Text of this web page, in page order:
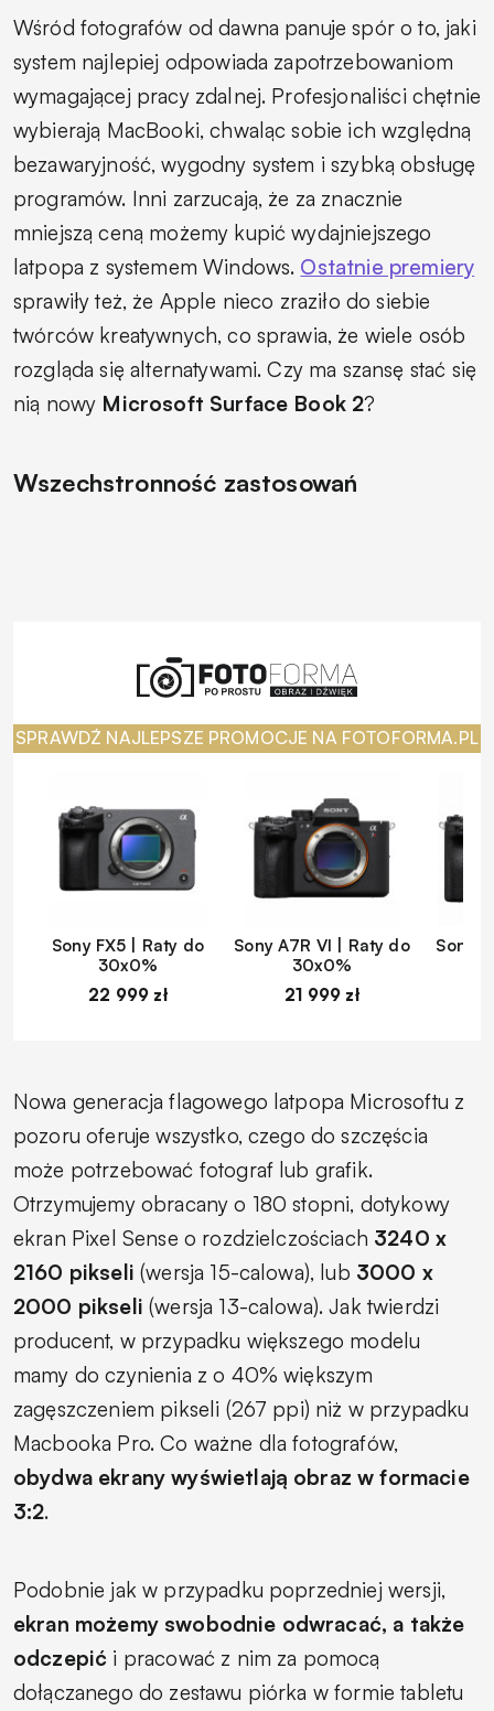
Wśród fotografów od dawna panuje spór o to, jaki
system najlepiej odpowiada zapotrzebowaniom
wymagającej pracy zdalnej. Profesjonaliści chętnie
wybierają MacBooki, chwaląc sobie ich względną
bezawaryjność, wygodny system i szybką obsługę
programów. Inni zarzucają, że za znacznie
mniejszą ceną możemy kupić wydajniejszego
latpopa z systemem Windows. Ostatnie premiery
sprawiły też, że Apple nieco zraziło do siebie
twórców kreatywnych, co sprawia, że wiele osób
rozgląda się alternatywami. Czy ma szansę stać się
nią nowy Microsoft Surface Book 2?
Wszechstronność zastosowań
SPRAWDŹ NAJLEPSZE PROMOCJE NA FOTOFORMA.PL
Sony FX5 | Raty do
30x0%
22 999 zł
Sony A7R VI | Raty do
30x0%
21 999 zł
Sony
Nowa generacja flagowego latpopa Microsoftu z
pozoru oferuje wszystko, czego do szczęścia
może potrzebować fotograf lub grafik.
Otrzymujemy obracany o 180 stopni, dotykowy
ekran Pixel Sense o rozdzielczościach 3240 x
2160 pikseli (wersja 15-calowa), lub 3000 x
2000 pikseli (wersja 13-calowa). Jak twierdzi
producent, w przypadku większego modelu
mamy do czynienia z o 40% większym
zagęszczeniem pikseli (267 ppi) niż w przypadku
Macbooka Pro. Co ważne dla fotografów,
obydwa ekrany wyświetlają obraz w formacie
3:2.
Podobnie jak w przypadku poprzedniej wersji,
ekran możemy swobodnie odwracać, a także
odczepić i pracować z nim za pomocą
dołączanego do zestawu piórka w formie tabletu